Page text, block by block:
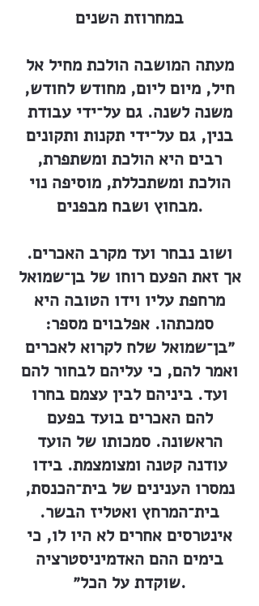
במחרוזת השנים
מעתה המושבה הולכת מחיל אל
חיל, מיום ליום, מחודש לחודש,
משנה לשנה. גם על־ידי עבודת
בנין, גם על־ידי תקנות ותקונים
רבים היא הולכת ומשתפרת,
הולכת ומשתכללת, מוסיפה נוי
מבחוץ ושבח מבפנים.
ושוב נבחר ועד מקרב האכרים.
אך זאת הפעם רוחו של בן־שמואל
מרחפת עליו וידו הטובה היא
סמכתהו. אפלבוים מספר:
״בן־שמואל שלח לקרוא לאכרים
ואמר להם, כי עליהם לבחור להם
ועד. ביניהם לבין עצמם בחרו
להם האכרים בועד בפעם
הראשונה. סמכותו של הועד
עודנה קטנה ומצומצמת. בידו
נמסרו הענינים של בית־הכנסת,
בית־המרחץ ואטליז הבשר.
אינטרסים אחרים לא היו לו, כי
בימים ההם האדמיניסטרציה
שוקדת על הכל״.